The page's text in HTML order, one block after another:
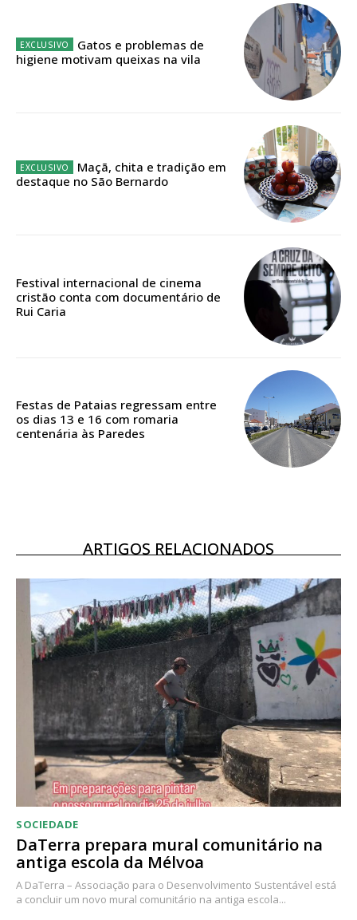
12 meses
Edição em papel entregue à Quinta-feira em sua
Acesso ao conteúdo online
Acesso aos conteúdos Exclusivos para
16€
Acesso aos conteúdos Exclusivos para
assinantes
Ofertas para assinatura anual
Escolha o plano
Gatos e problemas de
higiene motivam queixas na vila
Maçã, chita e tradição em
destaque no São Bernardo
Festival internacional de cinema
cristão conta com documentário de
Rui Caria
Festas de Pataias regressam entre
os dias 13 e 16 com romaria
centenária às Paredes
ARTIGOS RELACIONADOS
SOCIEDADE
DaTerra prepara mural comunitário na
antiga escola da Mélvoa
A DaTerra – Associação para o Desenvolvimento Sustentável está
a concluir um novo mural comunitário na antiga escola...